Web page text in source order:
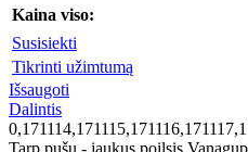
Kaina viso:
Susisiekti
Tikrinti užimtumą
Išsaugoti
Dalintis
Tarp pušų - jaukus poilsis